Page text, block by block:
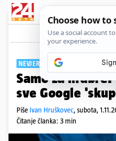
NEVJEROJATNA KOLIČINA
Samo za
sve Google
Piše Ivan Hruškovec, subota,
Čitanje članka: 3 min